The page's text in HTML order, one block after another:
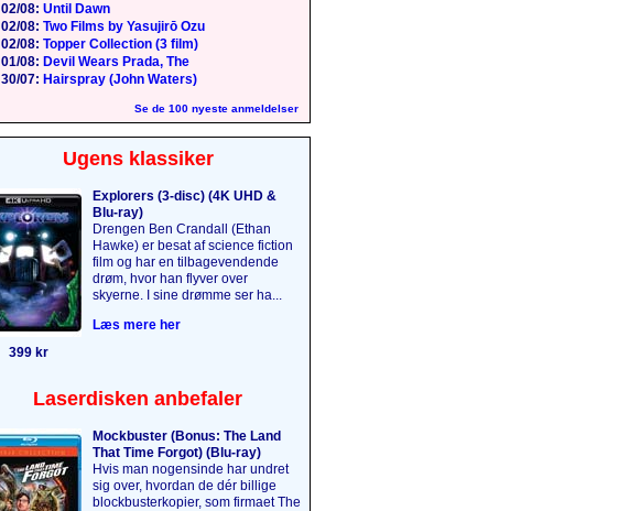
02/08: Until Dawn
02/08: Two Films by Yasujirō Ozu
02/08: Topper Collection (3 film)
01/08: Devil Wears Prada, The
30/07: Hairspray (John Waters)
Se de 100 nyeste anmeldelser
Ugens klassiker
Explorers (3-disc) (4K UHD &
Blu-ray)
Drengen Ben Crandall (Ethan
Hawke) er besat af science fiction
film og har en tilbagevendende
drøm, hvor han flyver over
skyerne. I sine drømme ser ha...
Læs mere her
399 kr
Laserdisken anbefaler
Mockbuster (Bonus: The Land
That Time Forgot) (Blu-ray)
Hvis man nogensinde har undret
sig over, hvordan de dér billige
blockbusterkopier, som firmaet The